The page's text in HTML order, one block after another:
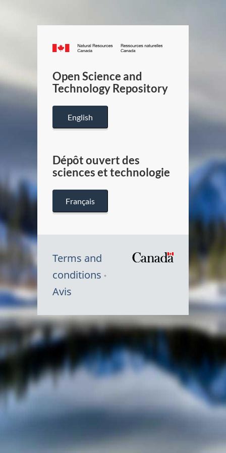
Canada.ca
/
Canada
Open Science and
Technology Repository
English
Dépôt ouvert des
sciences et technologie
Français
Terms and
conditions
Avis
Symbole
du
Canada